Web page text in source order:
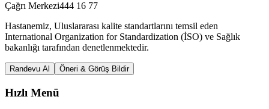
Çağrı Merkezi444 16 77
Hastanemiz, Uluslararası kalite standartlarını temsil eden
International Organization for Standardization (İSO) ve Sağlık
bakanlığı tarafından denetlenmektedir.
Randevu Al Öneri & Görüş Bildir
Hızlı Menü